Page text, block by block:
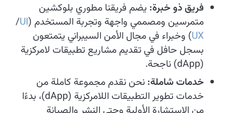
فريق ذو خبرة: يضم فريقنا مطوري بلوكشين
متمرسين ومصممي واجهة وتجربة المستخدم (UI
/
UX) وخبراء في مجال الأمن السيبراني يتمتعون
بسجل حافل في تقديم مشاريع تطبيقات لامركزية
(dApp) ناجحة.
خدمات شاملة: نحن نقدم مجموعة كاملة من
خدمات تطوير التطبيقات اللامركزية (dApp)، بدءًا